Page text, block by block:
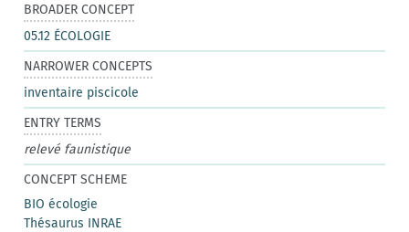
BROADER CONCEPT
05.12 ÉCOLOGIE
NARROWER CONCEPTS
inventaire piscicole
ENTRY TERMS
relevé faunistique
CONCEPT SCHEME
BIO écologie
Thésaurus INRAE